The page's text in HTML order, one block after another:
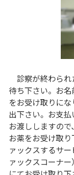
診察が終わられ
待ち下さい。お
をお受け取りに
出下さい。お支
お渡ししますので
お薬をお受け取
ァックスするサー
ァックスコーナ